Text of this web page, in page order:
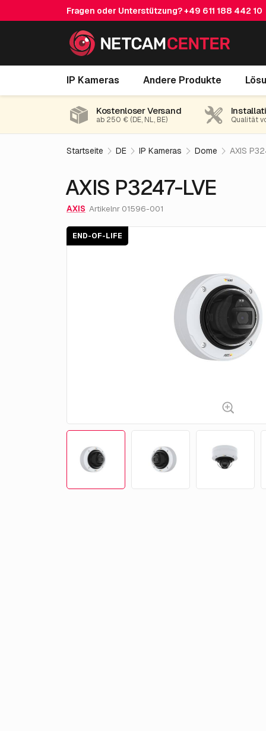
Fragen oder Unterstützung?+49 611 188 442 10
IP Kameras Andere Produkte
AXIS P3247-LVE End-of-life
Kostenloser Versand
ab 250 € (DE, NL, BE) Qualität
Startseite DE IP Kameras Dome AXIS
AXIS P3247-LVE
AXIS Artikelnr 01596-001
END-OF-LIFE